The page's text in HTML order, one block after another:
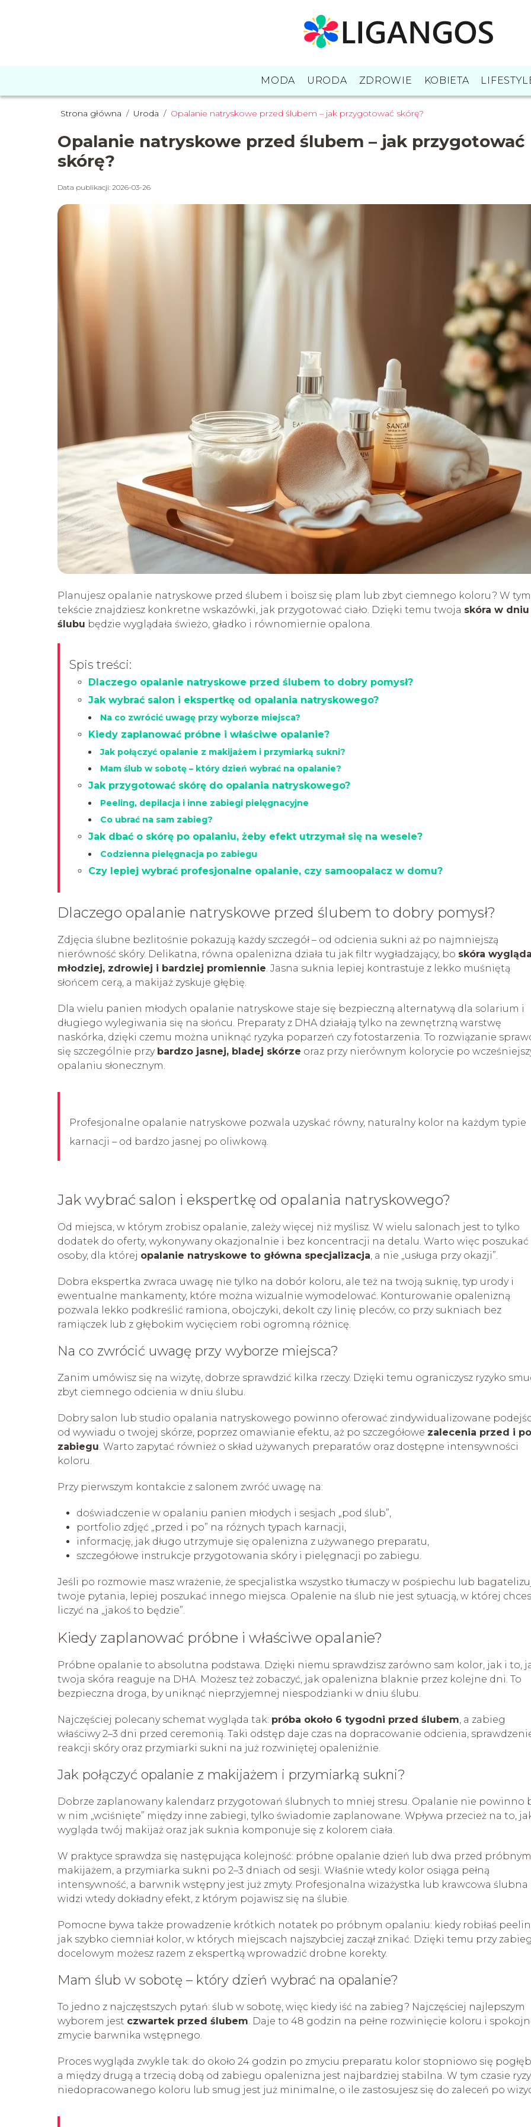
MODA URODA ZDROWIE KOBIETA
Strona główna / Uroda / Opalanie natryskowe przed ślubem – jak przygotować skórę?
Opalanie natryskowe przed ślubem – jak przygotować
skórę?
Data publikacji: 2026-03-26
Planujesz opalanie natryskowe przed ślubem i boisz się plam lub zbyt ciemnego koloru? W tym
tekście znajdziesz konkretne wskazówki, jak przygotować ciało. Dzięki temu twoja skóra w dniu
ślubu będzie wyglądała świeżo, gładko i równomiernie opalona.
Spis treści:
Dlaczego opalanie natryskowe przed ślubem to dobry pomysł?
Jak wybrać salon i ekspertkę od opalania natryskowego?
Na co zwrócić uwagę przy wyborze miejsca?
Kiedy zaplanować próbne i właściwe opalanie?
Jak połączyć opalanie z makijażem i przymiarką sukni?
Mam ślub w sobotę – który dzień wybrać na opalanie?
Jak przygotować skórę do opalania natryskowego?
Peeling, depilacja i inne zabiegi pielęgnacyjne
Co ubrać na sam zabieg?
Jak dbać o skórę po opalaniu, żeby efekt utrzymał się na wesele?
Codzienna pielęgnacja po zabiegu
Czy lepiej wybrać profesjonalne opalanie, czy samoopalacz w domu?
Dlaczego opalanie natryskowe przed ślubem to dobry pomysł?
Zdjęcia ślubne bezlitośnie pokazują każdy szczegół – od odcienia sukni aż po najmniejszą
nierówność skóry. Delikatna, równa opalenizna działa tu jak filtr wygładzający, bo skóra wygląda
młodziej, zdrowiej i bardziej promiennie. Jasna suknia lepiej kontrastuje z lekko muśniętą
słońcem cerą, a makijaż zyskuje głębię.
Dla wielu panien młodych opalanie natryskowe staje się bezpieczną alternatywą dla solarium i
długiego wylegiwania się na słońcu. Preparaty z DHA działają tylko na zewnętrzną warstwę
naskórka, dzięki czemu można uniknąć ryzyka poparzeń czy fotostarzenia. To rozwiązanie
się szczególnie przy bardzo jasnej, bladej skórze oraz przy nierównym kolorycie po
opalaniu słonecznym.
Profesjonalne opalanie natryskowe pozwala uzyskać równy, naturalny kolor na każdym typie
karnacji – od bardzo jasnej po oliwkową.
Jak wybrać salon i ekspertkę od opalania natryskowego?
Od miejsca, w którym zrobisz opalanie, zależy więcej niż myślisz. W wielu salonach jest to tylko
dodatek do oferty, wykonywany okazjonalnie i bez koncentracji na detalu. Warto więc poszukać
osoby, dla której opalanie natryskowe to główna specjalizacja, a nie „usługa przy okazji”.
Dobra ekspertka zwraca uwagę nie tylko na dobór koloru, ale też na twoją suknię, typ urody i
ewentualne mankamenty, które można wizualnie wymodelować. Konturowanie opalenizną
pozwala lekko podkreślić ramiona, obojczyki, dekolt czy linię pleców, co przy sukniach bez
ramiączek lub z głębokim wycięciem robi ogromną różnicę.
Na co zwrócić uwagę przy wyborze miejsca?
Zanim umówisz się na wizytę, dobrze sprawdzić kilka rzeczy. Dzięki temu ograniczysz ryzyko
zbyt ciemnego odcienia w dniu ślubu.
Dobry salon lub studio opalania natryskowego powinno oferować zindywidualizowane
od wywiadu o twojej skórze, poprzez omawianie efektu, aż po szczegółowe zalecenia przed i po
zabiegu. Warto zapytać również o skład używanych preparatów oraz dostępne intensywności
koloru.
Przy pierwszym kontakcie z salonem zwróć uwagę na:
doświadczenie w opalaniu panien młodych i sesjach „pod ślub”,
portfolio zdjęć „przed i po” na różnych typach karnacji,
informację, jak długo utrzymuje się opalenizna z używanego preparatu,
szczegółowe instrukcje przygotowania skóry i pielęgnacji po zabiegu.
Jeśli po rozmowie masz wrażenie, że specjalistka wszystko tłumaczy w pośpiechu lub
twoje pytania, lepiej poszukać innego miejsca. Opalenie na ślub nie jest sytuacją, w której
liczyć na „jakoś to będzie”.
Kiedy zaplanować próbne i właściwe opalanie?
Próbne opalanie to absolutna podstawa. Dzięki niemu sprawdzisz zarówno sam kolor, jak i to,
twoja skóra reaguje na DHA. Możesz też zobaczyć, jak opalenizna blaknie przez kolejne dni. To
bezpieczna droga, by uniknąć nieprzyjemnej niespodzianki w dniu ślubu.
Najczęściej polecany schemat wygląda tak: próba około 6 tygodni przed ślubem, a zabieg
właściwy 2–3 dni przed ceremonią. Taki odstęp daje czas na dopracowanie odcienia,
reakcji skóry oraz przymiarki sukni na już rozwiniętej opaleniźnie.
Jak połączyć opalanie z makijażem i przymiarką sukni?
Dobrze zaplanowany kalendarz przygotowań ślubnych to mniej stresu. Opalanie nie powinno
w nim „wciśnięte” między inne zabiegi, tylko świadomie zaplanowane. Wpływa przecież na to,
wygląda twój makijaż oraz jak suknia komponuje się z kolorem ciała.
W praktyce sprawdza się następująca kolejność: próbne opalanie dzień lub dwa przed próbnym
makijażem, a przymiarka sukni po 2–3 dniach od sesji. Właśnie wtedy kolor osiąga pełną
intensywność, a barwnik wstępny jest już zmyty. Profesjonalna wizażystka lub krawcowa ślubna
widzi wtedy dokładny efekt, z którym pojawisz się na ślubie.
Pomocne bywa także prowadzenie krótkich notatek po próbnym opalaniu: kiedy robiłaś
jak szybko ciemniał kolor, w których miejscach najszybciej zaczął znikać. Dzięki temu przy
docelowym możesz razem z ekspertką wprowadzić drobne korekty.
Mam ślub w sobotę – który dzień wybrać na opalanie?
To jedno z najczęstszych pytań: ślub w sobotę, więc kiedy iść na zabieg? Najczęściej najlepszym
wyborem jest czwartek przed ślubem. Daje to 48 godzin na pełne rozwinięcie koloru i
zmycie barwnika wstępnego.
Proces wygląda zwykle tak: do około 24 godzin po zmyciu preparatu kolor stopniowo się
a między drugą a trzecią dobą od zabiegu opalenizna jest najbardziej stabilna. W tym czasie
niedopracowanego koloru lub smug jest już minimalne, o ile zastosujesz się do zaleceń po